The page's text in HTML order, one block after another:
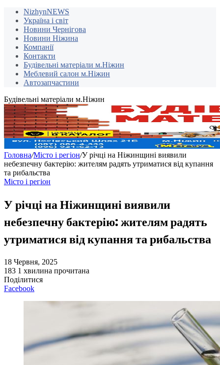
NizhynNEWS
Україна і світ
Новини Чернігова
Новини Ніжина
Компанії
Контакти
Будівельні матеріали м.Ніжин
Меблевий салон м.Ніжин
Автозапчастини
Будівельні матеріали м.Ніжин
Головна/Місто і регіон/У річці на Ніжинщині виявили
небезпечну бактерію: жителям радять утриматися від купання
та рибальства
Місто і регіон
У річці на Ніжинщині виявили
небезпечну бактерію: жителям радять
утриматися від купання та рибальства
18 Червня, 2025
183 1 хвилина прочитана
Поділитися
Facebook